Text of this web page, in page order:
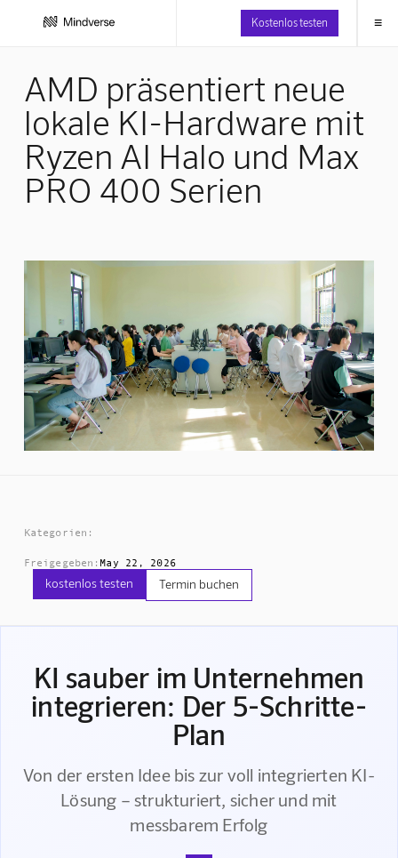
Kostenlos testen ≡
AMD präsentiert neue
lokale KI-Hardware mit
Ryzen AI Halo und Max
PRO 400 Serien
Kategorien:
Freigegeben: May 22, 2026
kostenlos testen Termin buchen
KI sauber im Unternehmen
integrieren: Der 5-Schritte-
Plan
Von der ersten Idee bis zur voll integrierten KI-
Lösung – strukturiert, sicher und mit
messbarem Erfolg